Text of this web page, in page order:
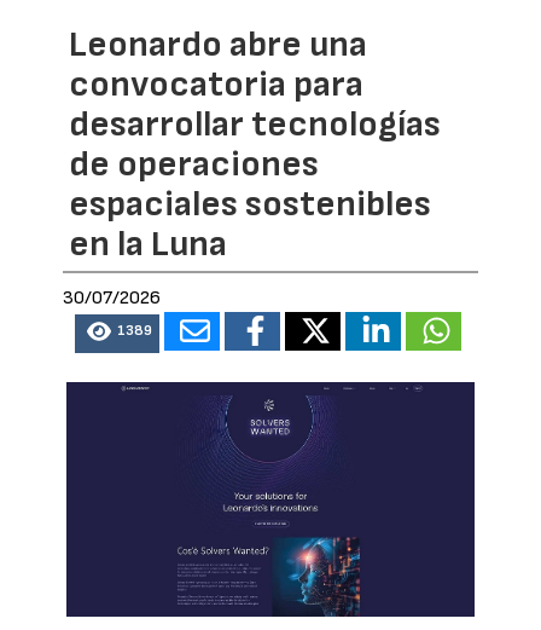
Leonardo abre una
convocatoria para
desarrollar tecnologías
de operaciones
espaciales sostenibles
en la Luna
30/07/2026
1389